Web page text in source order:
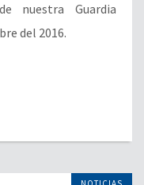
nuestra Guardia
del 2016.